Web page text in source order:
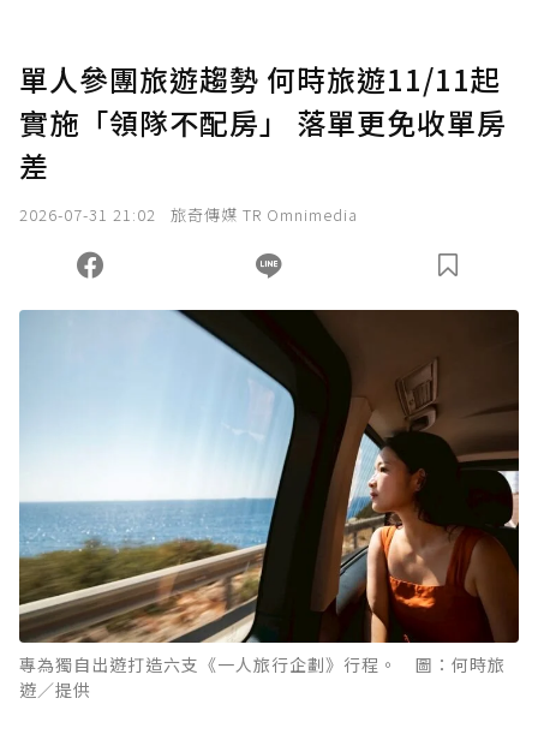
單人參團旅遊趨勢 何時旅遊11/11起
實施「領隊不配房」 落單更免收單房
差
2026-07-31 21:02 旅奇傳媒 TR Omnimedia
專為獨自出遊打造六支《一人旅行企劃》行程。 圖：何時旅
遊／提供